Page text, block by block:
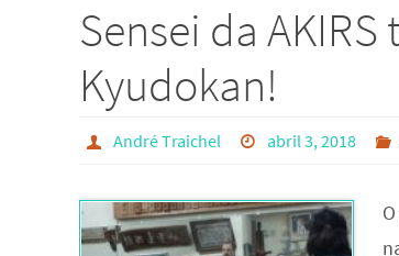
Sensei da
Kyudokan!
André Traichel abril 3, 2018